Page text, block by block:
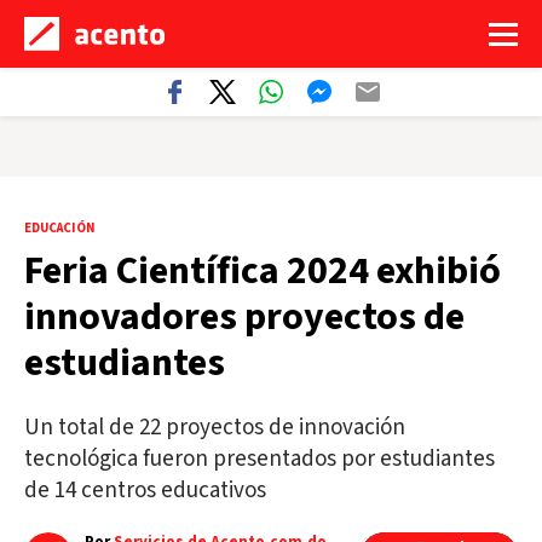
EDUCACIÓN
Feria Científica 2024 exhibió
innovadores proyectos de
estudiantes
Un total de 22 proyectos de innovación
tecnológica fueron presentados por estudiantes
de 14 centros educativos